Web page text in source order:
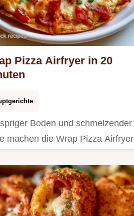
Pizza Airfryer in 20
Boden und schmelzender
machen die Wrap Pizza Airfryer